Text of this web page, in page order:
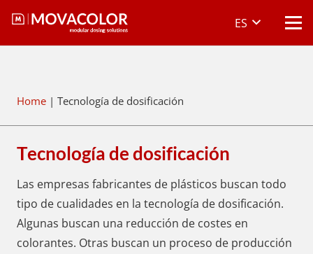
ES
Home | Tecnología de dosificación
Tecnología de dosificación
Las empresas fabricantes de plásticos buscan todo
tipo de cualidades en la tecnología de dosificación.
Algunas buscan una reducción de costes en
colorantes. Otras buscan un proceso de producción